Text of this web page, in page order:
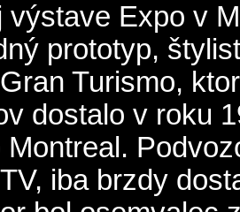
výstave Expo v
prototyp,
Turismo,
dostalo v roku
Montreal.
iba brzdy